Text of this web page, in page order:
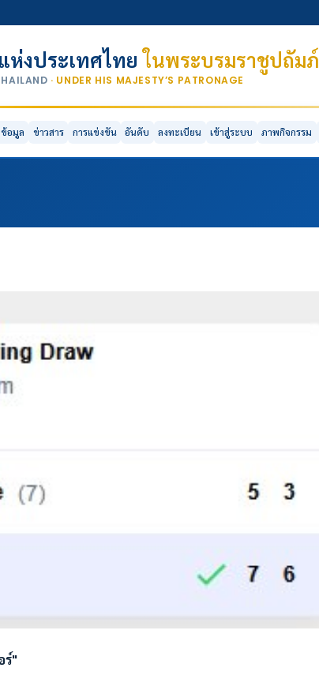
ห่งประเทศไทยในพระบรมราชูปถัมภ์
· UNDER HIS MAJESTY’S PATRONAGE
ข้อมูล ข่าวสาร การแข่งขัน อันดับ ลงทะเบียน เข้าสู่ระบบ ภาพกิจกรรม
ร์"